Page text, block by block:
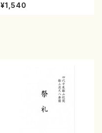
（箏/宮城喜代子・宮城数江著・
宮城宗家監修/箏曲古典楽譜）
¥1,540